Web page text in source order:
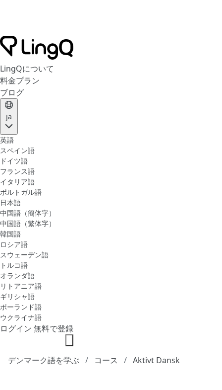
LingQについて
料金プラン
ブログ
ja
英語
スペイン語
ドイツ語
フランス語
イタリア語
ポルトガル語
日本語
中国語（簡体字）
中国語（繁体字）
韓国語
ロシア語
スウェーデン語
トルコ語
オランダ語
リトアニア語
ギリシャ語
ポーランド語
ウクライナ語
ログイン 無料で登録
デンマーク語を学ぶ コース Aktivt Dansk